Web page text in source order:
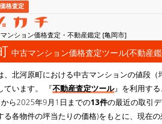
ンション価格査定・不動産鑑定 [亀岡市]
格査定
中古マンション価格査定ツール(不動産
、北河原町における中古マンションの値段
ています。 『不動産査定ツール』を利用す
ら2025年9月1日までの13件の最近の取引
る各物件の坪当たりの価格)をもとに、現在